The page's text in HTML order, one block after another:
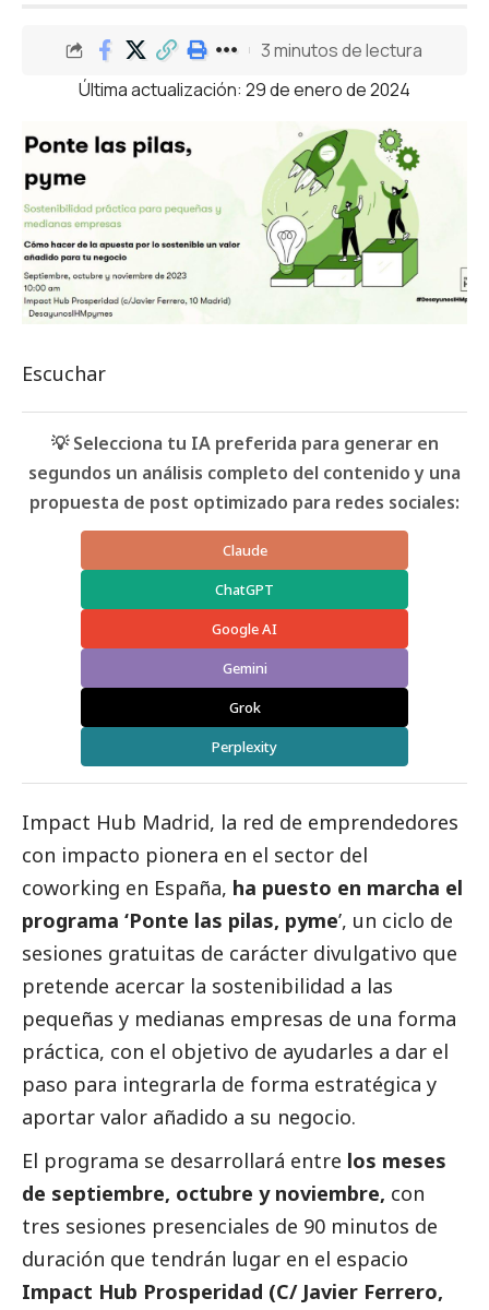
Última actualización: 29 de enero de 2024
3 minutos de lectura
Escuchar
💡 Selecciona tu IA preferida para generar en
segundos un análisis completo del contenido y una
propuesta de post optimizado para redes sociales:
Claude
ChatGPT
Google AI
Gemini
Grok
Perplexity
Impact Hub Madrid, la red de emprendedores
con impacto pionera en el sector del
coworking en España, ha puesto en marcha el
programa ‘Ponte las pilas, pyme’, un ciclo de
sesiones gratuitas de carácter divulgativo que
pretende acercar la sostenibilidad a las
pequeñas y medianas empresas de una forma
práctica, con el objetivo de ayudarles a dar el
paso para integrarla de forma estratégica y
aportar valor añadido a su negocio.
El programa se desarrollará entre los meses
de septiembre, octubre y noviembre, con
tres sesiones presenciales de 90 minutos de
duración que tendrán lugar en el espacio
Impact Hub Prosperidad (C/ Javier Ferrero,